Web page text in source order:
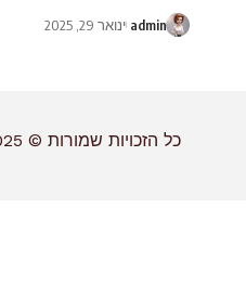
admin ינואר 29, 2025
כל הזכויות שמורות © lovequesting.com, 2025